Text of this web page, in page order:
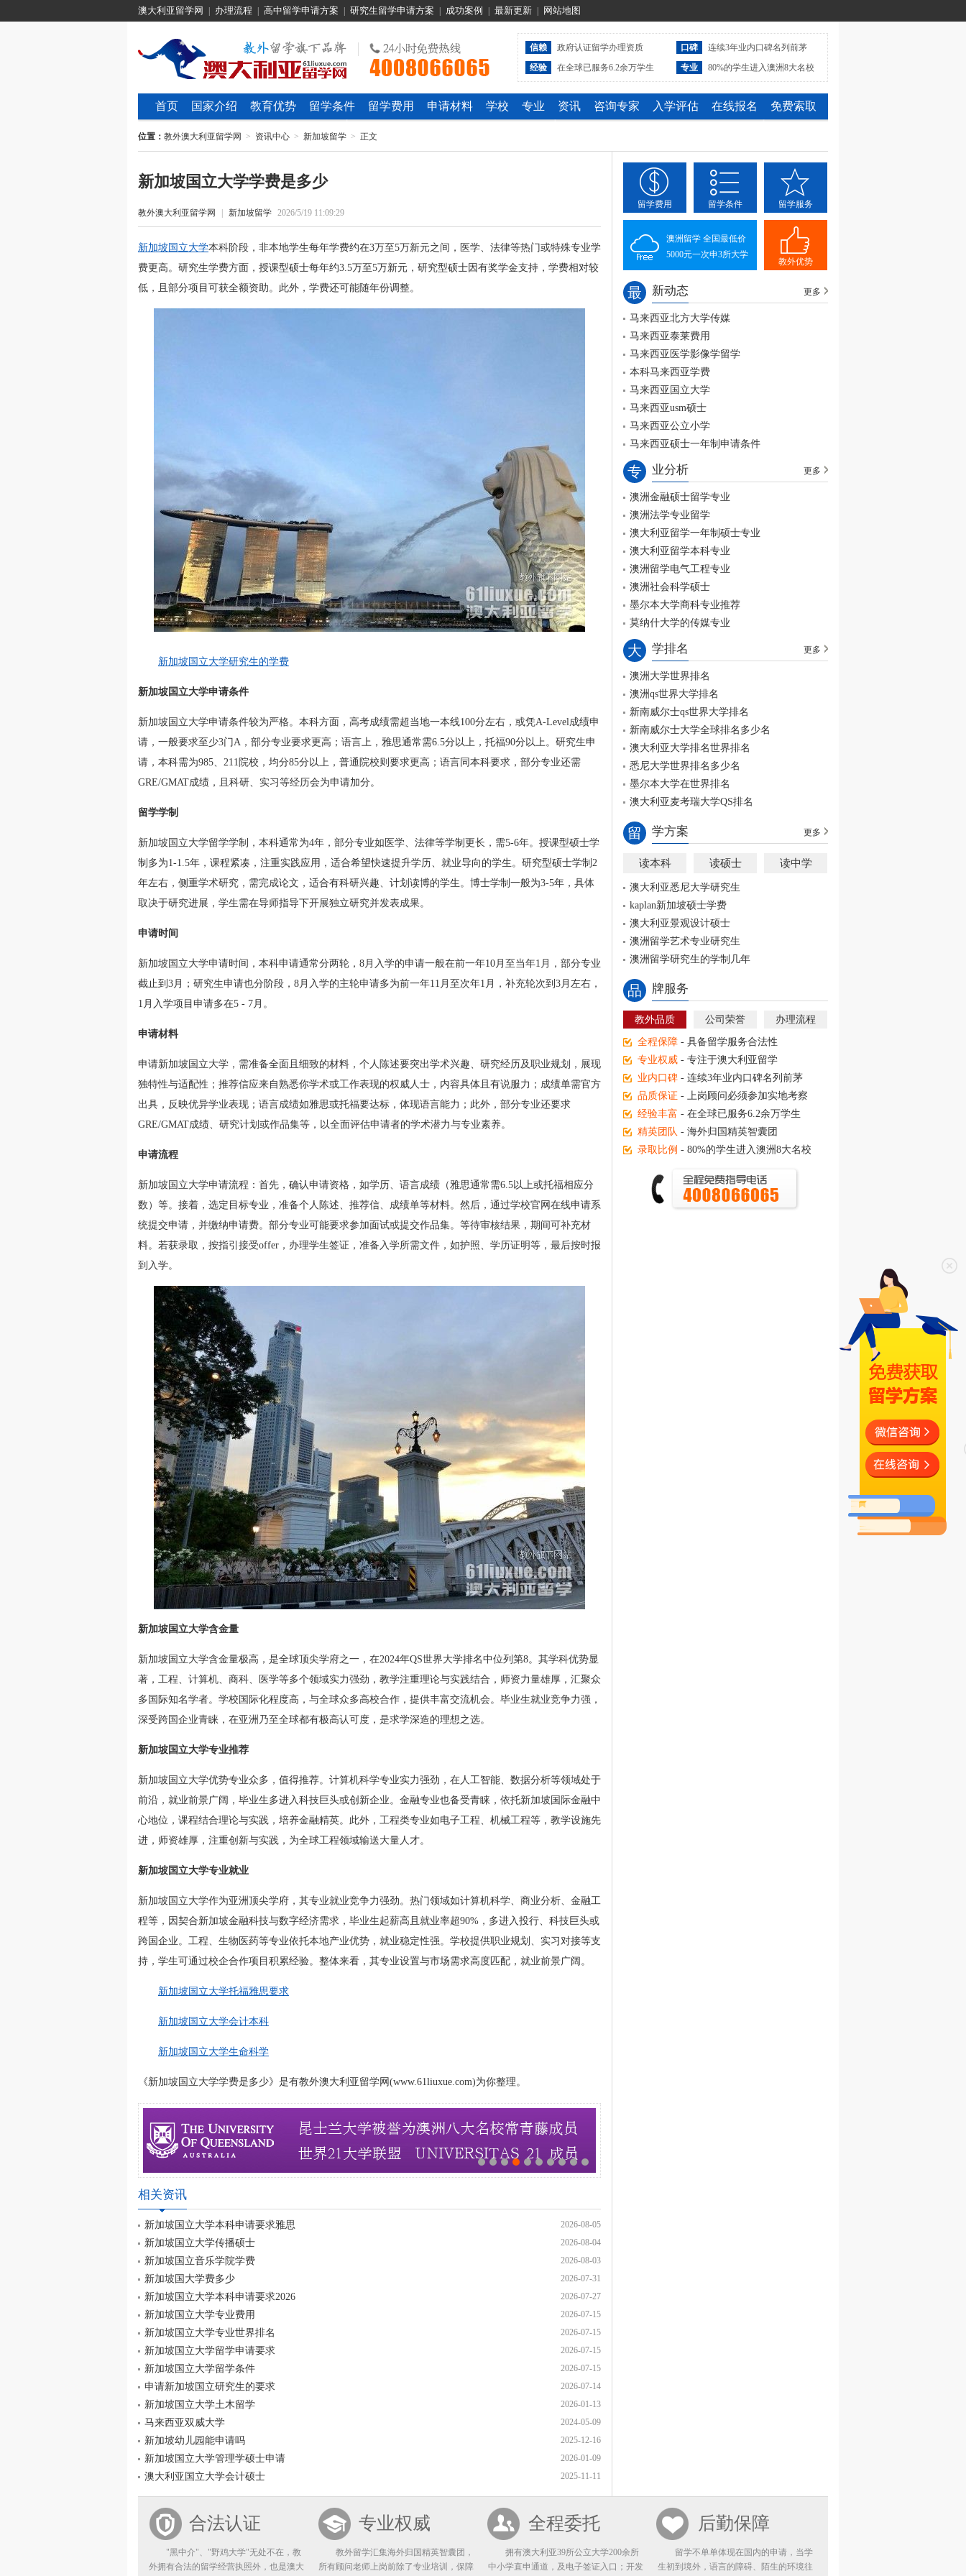
澳大利亚留学网 办理流程 高中留学申请方案 研究生留学申请方案 成功案例 最新更新 网站地图
信赖 政府认证留学办理资质 口碑
连续3年业内口碑名列前茅
经验
在全球已服务6.2余万学生 专业 80%的学生进入澳洲8大名校
首页 国家介绍 教育优势 留学条件 留学费用 申请材料 学校 专业 资讯 咨询专家 入学评估 在线报名 免费索取
位置： 教外澳大利亚留学网 > 资讯中心 > 新加坡留学 > 正文
新加坡国立大学学费是多少
教外澳大利亚留学网 新加坡留学 2026/5/19 11:09:29
新加坡国立大学本科阶段，非本地学生每年学费约在3万至5万新元之间，医学、法律等热门或特殊专业学
费更高。研究生学费方面，授课型硕士每年约3.5万至5万新元，研究型硕士因有奖学金支持，学费相对较
低，且部分项目可获全额资助。此外，学费还可能随年份调整。
新加坡国立大学研究生的学费
新加坡国立大学申请条件
新加坡国立大学申请条件较为严格。本科方面，高考成绩需超当地一本线100分左右，或凭A-Level成绩申
请，一般要求至少3门A，部分专业要求更高；语言上，雅思通常需6.5分以上，托福90分以上。研究生申
请，本科需为985、211院校，均分85分以上，普通院校则要求更高；语言同本科要求，部分专业还需
GRE/GMAT成绩，且科研、实习等经历会为申请加分。
留学学制
新加坡国立大学留学学制，本科通常为4年，部分专业如医学、法律等学制更长，需5-6年。授课型硕士学
制多为1-1.5年，课程紧凑，注重实践应用，适合希望快速提升学历、就业导向的学生。研究型硕士学制2
年左右，侧重学术研究，需完成论文，适合有科研兴趣、计划读博的学生。博士学制一般为3-5年，具体
取决于研究进展，学生需在导师指导下开展独立研究并发表成果。
申请时间
新加坡国立大学申请时间，本科申请通常分两轮，8月入学的申请一般在前一年10月至当年1月，部分专业
截止到3月；研究生申请也分阶段，8月入学的主轮申请多为前一年11月至次年1月，补充轮次到3月左右，
1月入学项目申请多在5 - 7月。
申请材料
申请新加坡国立大学，需准备全面且细致的材料，个人陈述要突出学术兴趣、研究经历及职业规划，展现
独特性与适配性；推荐信应来自熟悉你学术或工作表现的权威人士，内容具体且有说服力；成绩单需官方
出具，反映优异学业表现；语言成绩如雅思或托福要达标，体现语言能力；此外，部分专业还要求
GRE/GMAT成绩、研究计划或作品集等，以全面评估申请者的学术潜力与专业素养。
申请流程
新加坡国立大学申请流程：首先，确认申请资格，如学历、语言成绩（雅思通常需6.5以上或托福相应分
数）等。接着，选定目标专业，准备个人陈述、推荐信、成绩单等材料。然后，通过学校官网在线申请系
统提交申请，并缴纳申请费。部分专业可能要求参加面试或提交作品集。等待审核结果，期间可补充材
料。若获录取，按指引接受offer，办理学生签证，准备入学所需文件，如护照、学历证明等，最后按时报
到入学。
新加坡国立大学含金量
新加坡国立大学含金量极高，是全球顶尖学府之一，在2024年QS世界大学排名中位列第8。其学科优势显
著，工程、计算机、商科、医学等多个领域实力强劲，教学注重理论与实践结合，师资力量雄厚，汇聚众
多国际知名学者。学校国际化程度高，与全球众多高校合作，提供丰富交流机会。毕业生就业竞争力强，
深受跨国企业青睐，在亚洲乃至全球都有极高认可度，是求学深造的理想之选。
新加坡国立大学专业推荐
新加坡国立大学优势专业众多，值得推荐。计算机科学专业实力强劲，在人工智能、数据分析等领域处于
前沿，就业前景广阔，毕业生多进入科技巨头或创新企业。金融专业也备受青睐，依托新加坡国际金融中
心地位，课程结合理论与实践，培养金融精英。此外，工程类专业如电子工程、机械工程等，教学设施先
进，师资雄厚，注重创新与实践，为全球工程领域输送大量人才。
新加坡国立大学专业就业
新加坡国立大学作为亚洲顶尖学府，其专业就业竞争力强劲。热门领域如计算机科学、商业分析、金融工
程等，因契合新加坡金融科技与数字经济需求，毕业生起薪高且就业率超90%，多进入投行、科技巨头或
跨国企业。工程、生物医药等专业依托本地产业优势，就业稳定性强。学校提供职业规划、实习对接等支
持，学生可通过校企合作项目积累经验。整体来看，其专业设置与市场需求高度匹配，就业前景广阔。
新加坡国立大学托福雅思要求
新加坡国立大学会计本科
新加坡国立大学生命科学
《新加坡国立大学学费是多少》是有教外澳大利亚留学网(www.61liuxue.com)为你整理。
相关资讯
2026-08-05
新加坡国立大学本科申请要求雅思
2026-08-04
新加坡国立大学传播硕士
2026-08-03
新加坡国立音乐学院学费
2026-07-31
新加坡国大学费多少
2026-07-27
新加坡国立大学本科申请要求2026
2026-07-15
新加坡国立大学专业费用
2026-07-15
新加坡国立大学专业世界排名
2026-07-15
新加坡国立大学留学申请要求
2026-07-15
新加坡国立大学留学条件
2026-07-14
申请新加坡国立研究生的要求
2026-01-13
新加坡国立大学土木留学
2024-05-09
马来西亚双威大学
2025-12-16
新加坡幼儿园能申请吗
2026-01-09
新加坡国立大学管理学硕士申请
2025-11-11
澳大利亚国立大学会计硕士
留学费用 留学条件 留学服务
澳洲留学 全国最低价
5000元一次申3所大学
教外优势
最 新动态 更多
马来西亚北方大学传媒
马来西亚泰莱费用
马来西亚医学影像学留学
本科马来西亚学费
马来西亚国立大学
马来西亚usm硕士
马来西亚公立小学
马来西亚硕士一年制申请条件
专 业分析 更多
澳洲金融硕士留学专业
澳洲法学专业留学
澳大利亚留学一年制硕士专业
澳大利亚留学本科专业
澳洲留学电气工程专业
澳洲社会科学硕士
墨尔本大学商科专业推荐
莫纳什大学的传媒专业
大 学排名 更多
澳洲大学世界排名
澳洲qs世界大学排名
新南威尔士qs世界大学排名
新南威尔士大学全球排名多少名
澳大利亚大学排名世界排名
悉尼大学世界排名多少名
墨尔本大学在世界排名
澳大利亚麦考瑞大学QS排名
留 学方案 更多
读本科 读硕士 读中学
澳大利亚悉尼大学研究生
kaplan新加坡硕士学费
澳大利亚景观设计硕士
澳洲留学艺术专业研究生
澳洲留学研究生的学制几年
品 牌服务
教外品质 公司荣誉 办理流程
全程保障 - 具备留学服务合法性
专业权威 - 专注于澳大利亚留学
业内口碑 - 连续3年业内口碑名列前茅
品质保证 - 上岗顾问必须参加实地考察
经验丰富 - 在全球已服务6.2余万学生
精英团队 - 海外归国精英智囊团
录取比例 - 80%的学生进入澳洲8大名校
合法认证
"黑中介"、"野鸡大学"无处不在，教
外拥有合法的留学经营执照外，也是澳大
专业权威
教外留学汇集海外归国精英智囊团，
所有顾问老师上岗前除了专业培训，保障
全程委托
拥有澳大利亚39所公立大学200余所
中小学直申通道，及电子签证入口；开发
后勤保障
留学不单单体现在国内的申请，当学
生初到境外，语言的障碍、陌生的环境往